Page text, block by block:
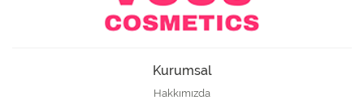
Kurumsal
Hakkımızda